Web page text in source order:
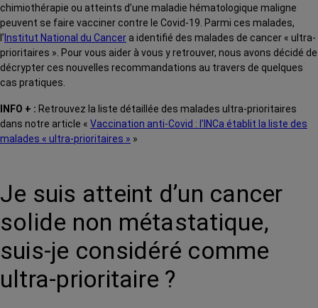
chimiothérapie ou atteints d’une maladie hématologique maligne
peuvent se faire vacciner contre le Covid-19. Parmi ces malades,
l’ Institut National du Cancer a identifié des malades de cancer « ultra-
prioritaires ». Pour vous aider à vous y retrouver, nous avons décidé de
décrypter ces nouvelles recommandations au travers de quelques
cas pratiques.
INFO + : Retrouvez la liste détaillée des malades ultra-prioritaires
dans notre article « Vaccination anti-Covid : l’INCa établit la liste des
malades « ultra-prioritaires » »
Je suis atteint d’un cancer
solide non métastatique,
suis-je considéré comme
ultra-prioritaire ?